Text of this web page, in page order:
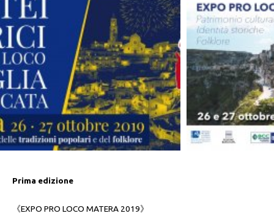
Prima edizione
《EXPO PRO LOCO MATERA 2019》